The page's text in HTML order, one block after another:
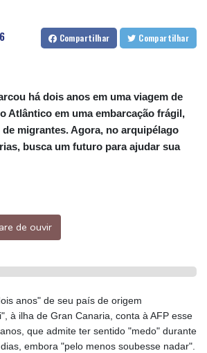
Compartilhar Compartilhar
há dois anos em uma viagem de
Atlântico em uma embarcação frágil,
de migrantes. Agora, no arquipélago
busca um futuro para ajudar sua
de ouvir
anos" de seu país de origem
à ilha de Gran Canaria, conta à AFP esse
que admite ter sentido "medo" durante
embora "pelo menos soubesse nadar".